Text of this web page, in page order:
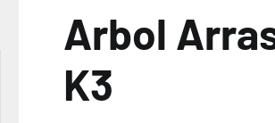
Arbol
K3